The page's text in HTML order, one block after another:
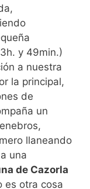
y 49min.)
a nuestra
la principal,
de
un
llaneando
una
de Cazorla
es otra cosa